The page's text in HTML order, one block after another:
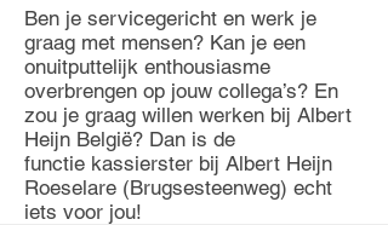
Ben je servicegericht en werk je
graag met mensen? Kan je een
onuitputtelijk enthousiasme
overbrengen op jouw collega’s? En
zou je graag willen werken bij Albert
Heijn België? Dan is de
functie kassierster bij Albert Heijn
Roeselare (Brugsesteenweg) echt
iets voor jou!